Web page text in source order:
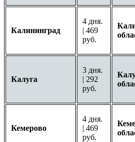
Калининград
4 дня.
| 469
руб.
Калуга
3 дня.
| 292
руб.
Кемерово
4 дня.
| 469
руб.